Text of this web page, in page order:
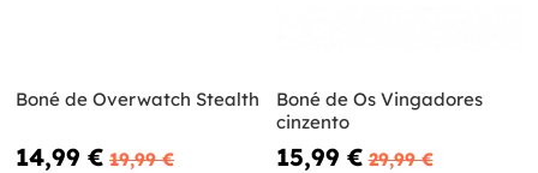
Boné de Overwatch Stealth
14,99 € 19,99 €
Boné de Os Vingadores
cinzento
15,99 € 29,99 €